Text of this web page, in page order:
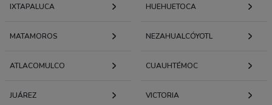
IXTAPALUCA HUEHUETOCA
MATAMOROS NEZAHUALCÓYOTL
ATLACOMULCO CUAUHTÉMOC
JUÁREZ VICTORIA